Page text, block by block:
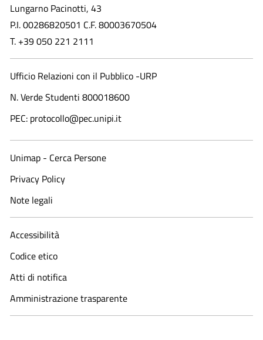
Lungarno Pacinotti, 43
P.I. 00286820501 C.F. 80003670504
T. +39 050 221 2111
Ufficio Relazioni con il Pubblico -URP
N. Verde Studenti 800018600​
PEC: protocollo@pec.unipi.it
Unimap - Cerca Persone
Privacy Policy
Note legali
Accessibilità
Codice etico
Atti di notifica
Amministrazione trasparente